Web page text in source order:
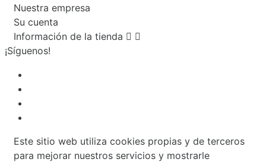
Nuestra empresa
Su cuenta
Información de la tienda  
¡Síguenos!
Este sitio web utiliza cookies propias y de terceros
para mejorar nuestros servicios y mostrarle